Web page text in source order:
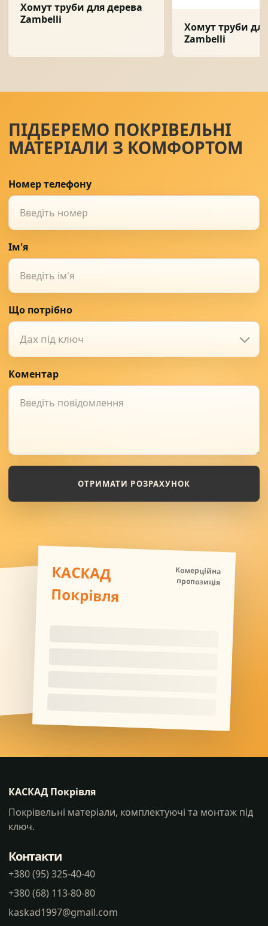
Хомут труби для дерева
Zambelli
Хомут труби
Zambelli
ПІДБЕРЕМО ПОКРІВЕЛЬНІ
МАТЕРІАЛИ З КОМФОРТОМ
Номер телефону
Ім'я
Що потрібно
Дах під ключ
Коментар
ОТРИМАТИ РОЗРАХУНОК
КАСКАД
Покрівля
Комерційна
пропозиція
КАСКАД Покрівля
Покрівельні матеріали, комплектуючі та монтаж під
ключ.
Контакти
+380 (95) 325-40-40
+380 (68) 113-80-80
kaskad1997@gmail.com